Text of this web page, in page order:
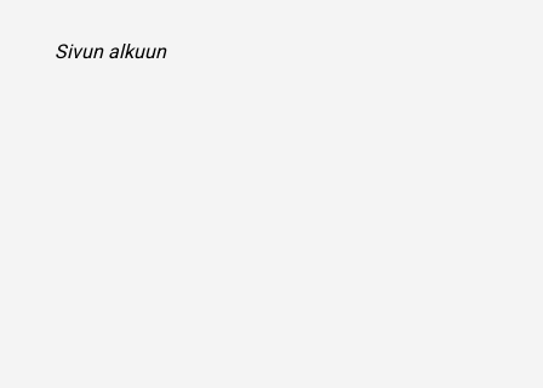
Sivun alkuun